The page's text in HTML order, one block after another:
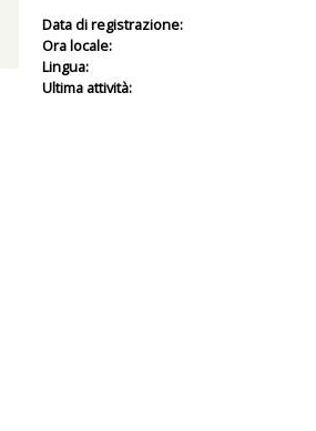
Data di registrazione:
Ora locale:
Lingua:
Ultima attività: